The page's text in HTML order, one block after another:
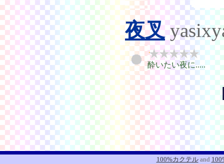
夜叉
酔いたい夜に.....
100%カクテルand